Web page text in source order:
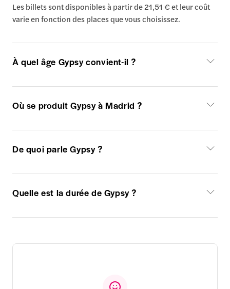
Les billets sont disponibles à partir de 21,51 € et leur coût
varie en fonction des places que vous choisissez.
À quel âge Gypsy convient-il ?
Où se produit Gypsy à Madrid ?
De quoi parle Gypsy ?
Quelle est la durée de Gypsy ?